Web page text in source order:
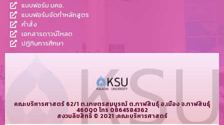
แบบฟอร์ม มคอ.
แบบฟอร์มจัดทำหลักสูตร
คำสั่ง
เอกสารดาวน์โหลด
ปฎิทินการศึกษา
คณะบริหารศาสตร์ 62/1 ถ.เกษตรสมบูรณ์ ต.กาฬสินธุ์ อ.เมือง จ.กาฬสินธุ์
46000 โทร 0864584362
สงวนลิขสิทธิ์ © 2021 :คณะบริหารศาสตร์